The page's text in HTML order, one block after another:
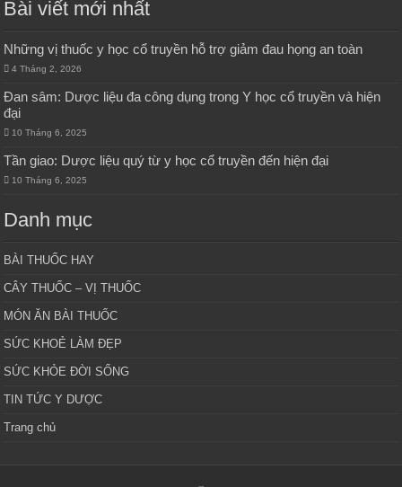
Bài viết mới nhất
Những vị thuốc y học cổ truyền hỗ trợ giảm đau họng an toàn
4 Tháng 2, 2026
Đan sâm: Dược liệu đa công dụng trong Y học cổ truyền và hiện
đại
10 Tháng 6, 2025
Tần giao: Dược liệu quý từ y học cổ truyền đến hiện đại
10 Tháng 6, 2025
Danh mục
BÀI THUỐC HAY
CÂY THUỐC – VỊ THUỐC
MÓN ĂN BÀI THUỐC
SỨC KHOẺ LÀM ĐẸP
SỨC KHỎE ĐỜI SỐNG
TIN TỨC Y DƯỢC
Trang chủ